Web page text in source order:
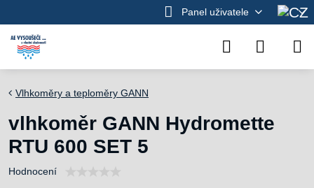
Panel uživatele
Vlhkoměry a teploměry GANN
vlhkoměr GANN Hydromette
RTU 600 SET 5
Hodnocení